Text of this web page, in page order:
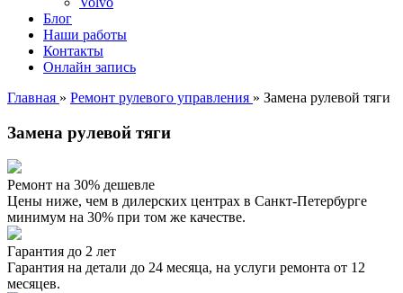
Блог
Наши работы
Контакты
Онлайн запись
Главная » Ремонт рулевого управления » Замена рулевой тяги
Замена рулевой тяги
Ремонт на 30% дешевле
Цены ниже, чем в дилерских центрах в Санкт-Петербурге
минимум на 30% при том же качестве.
Гарантия до 2 лет
Гарантия на детали до 24 месяца, на услуги ремонта от 12
месяцев.